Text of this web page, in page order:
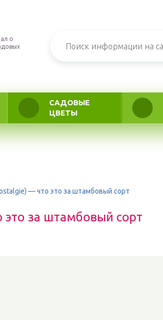
о
САДОВЫЕ
ЦВЕТЫ
— что это за штамбовый сорт
за штамбовый сорт